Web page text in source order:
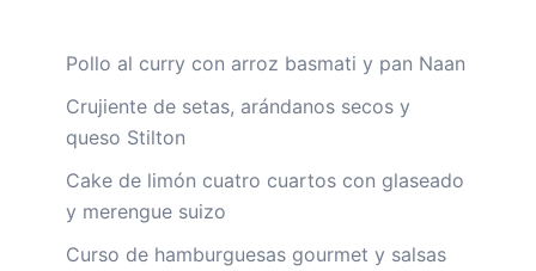
Pollo al curry con arroz basmati y pan Naan
Crujiente de setas, arándanos secos y
queso Stilton
Cake de limón cuatro cuartos con glaseado
y merengue suizo
Curso de hamburguesas gourmet y salsas